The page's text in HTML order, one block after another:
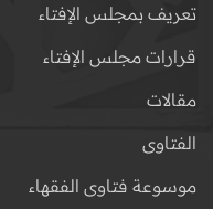
تعريف بمجلس الإفتاء
قرارات مجلس الإفتاء
مقالات
الفتاوى
موسوعة فتاوى الفقهاء